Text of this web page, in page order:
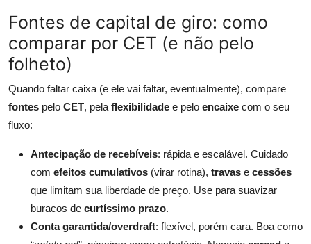
Fontes de capital de giro: como
comparar por CET (e não pelo
folheto)
Quando faltar caixa (e ele vai faltar, eventualmente), compare
fontes pelo CET, pela flexibilidade e pelo encaixe com o seu
fluxo:
Antecipação de recebíveis: rápida e escalável. Cuidado
com efeitos cumulativos (virar rotina), travas e cessões
que limitam sua liberdade de preço. Use para suavizar
buracos de curtíssimo prazo.
Conta garantida/overdraft: flexível, porém cara. Boa como